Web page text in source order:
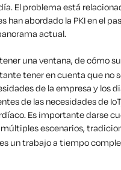
El problema está
abordado la PKI en el
actual.
una ventana, de cómo su
tener en cuenta que no
de la empresa y los
de las necesidades de
Es importante darse
escenarios,
es un trabajo a tiempo